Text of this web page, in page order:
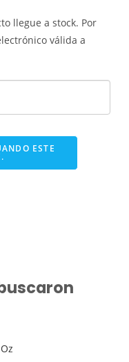
llegue a stock. Por
válida a
ESTE